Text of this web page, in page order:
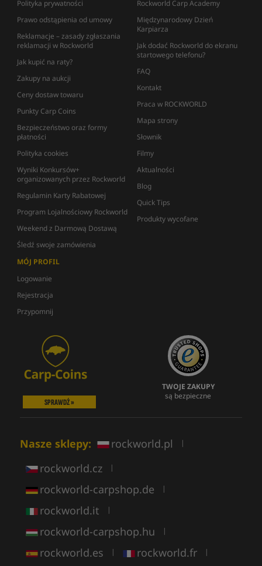
Polityka prywatności
Prawo odstąpienia od umowy
Reklamacje – zasady zgłaszania
reklamacji w Rockworld
Jak kupić na raty?
Zakupy na aukcji
Ceny dostaw towaru
Punkty Carp Coins
Bezpieczeństwo oraz formy
płatności
Polityka cookies
Wyniki Konkursów+
organizowanych przez Rockworld
Regulamin Karty Rabatowej
Program Lojalnościowy Rockworld
Weekend z Darmową Dostawą
Śledź swoje zamówienia
Rockworld Carp Academy
Międzynarodowy Dzień
Karpiarza
Jak dodać Rockworld do ekranu
startowego telefonu?
FAQ
Kontakt
Praca w ROCKWORLD
Mapa strony
Słownik
Filmy
Aktualności
Blog
Quick Tips
Produkty wycofane
MÓJ PROFIL
Logowanie
Rejestracja
Przypomnij
SPRAWDŹ »
TWOJE ZAKUPY
są bezpieczne
Nasze sklepy: rockworld.pl |
rockworld.cz |
rockworld-carpshop.de |
rockworld.it |
rockworld-carpshop.hu |
rockworld.es | rockworld.fr |